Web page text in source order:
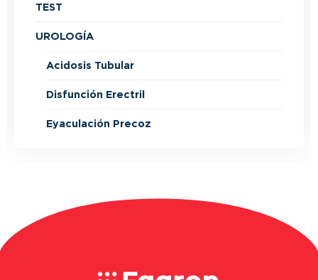
TEST
UROLOGÍA
Acidosis Tubular
Disfunción Erectril
Eyaculación Precoz